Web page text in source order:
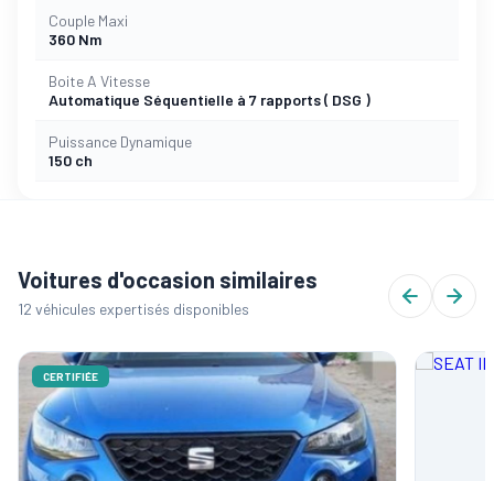
Couple Maxi
360 Nm
Boite A Vitesse
Automatique Séquentielle à 7 rapports ( DSG )
Puissance Dynamique
150 ch
Voitures d'occasion similaires
12 véhicules expertisés disponibles
CERTIFIÉE